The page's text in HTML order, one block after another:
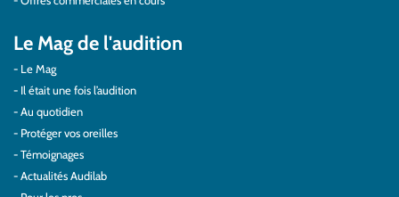
Le Mag de l'audition
Le Mag
Il était une fois l’audition
Au quotidien
Protéger vos oreilles
Témoignages
Actualités Audilab